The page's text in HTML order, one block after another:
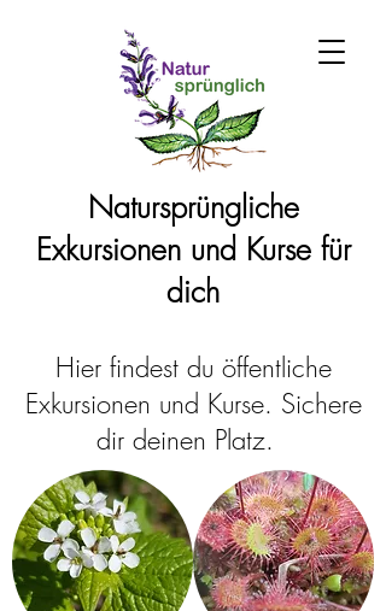
Natursprüngliche
Exkursionen und Kurse für
dich
Hier findest du öffentliche
Exkursionen und Kurse. Sichere
dir deinen Platz.